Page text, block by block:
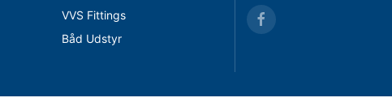
VVS Fittings
Båd Udstyr